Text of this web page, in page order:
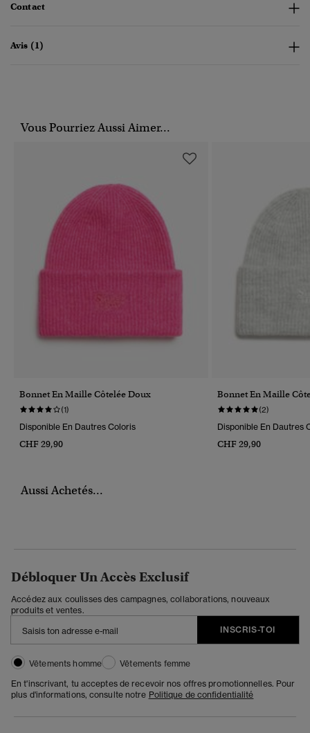
Contact
Avis (1)
Vous Pourriez Aussi Aimer...
Bonnet En Maille Côtelée Doux
(1)
Disponible En Dautres Coloris
CHF 29,90
Bonnet En Maille
(2)
Disponible En Dautres
CHF 29,90
Aussi Achetés...
Débloquer Un Accès Exclusif
Accédez aux coulisses des campagnes, collaborations, nouveaux
produits et ventes.
INSCRIS-TOI
Vêtements homme
Vêtements femme
En t'inscrivant, tu acceptes de recevoir nos offres promotionnelles. Pour
plus d'informations, consulte notre Politique de confidentialité